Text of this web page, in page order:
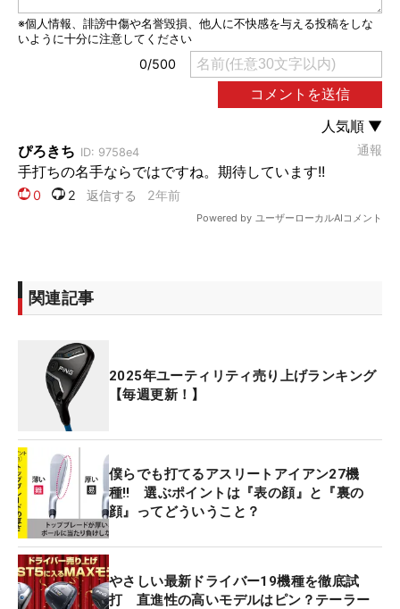
関連記事
2025年ユーティリティ売り上げランキング
【毎週更新！】
僕らでも打てるアスリートアイアン27機
種‼ 選ぶポイントは『表の顔』と『裏の
顔』ってどういうこと？
やさしい最新ドライバー19機種を徹底試
打 直進性の高いモデルはピン？テーラー